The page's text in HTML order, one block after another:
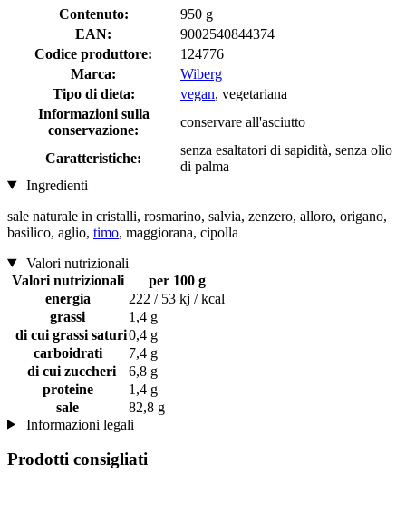
Contenuto:
950 g
EAN:
9002540844374
Codice produttore:
124776
Marca:
Wiberg
Tipo di dieta:
vegan, vegetariana
Informazioni sulla
conservazione:
conservare all'asciutto
Caratteristiche:
senza esaltatori di sapidità, senza olio
di palma
Ingredienti
sale naturale in cristalli, rosmarino, salvia, zenzero, alloro, origano,
basilico, aglio, timo, maggiorana, cipolla
Valori nutrizionali
Valori nutrizionali
per 100 g
energia
222 / 53 kj / kcal
grassi
1,4 g
di cui grassi saturi0,4 g
carboidrati
7,4 g
di cui zuccheri
6,8 g
proteine
1,4 g
sale
82,8 g
Informazioni legali
Prodotti consigliati